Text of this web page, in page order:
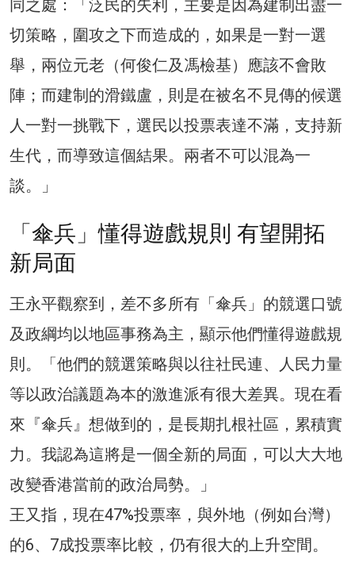
同之處：「泛民的失利，主要是因為建制出盡一
切策略，圍攻之下而造成的，如果是一對一選
舉，兩位元老（何俊仁及馮檢基）應該不會敗
陣；而建制的滑鐵盧，則是在被名不見傳的候選
人一對一挑戰下，選民以投票表達不滿，支持新
生代，而導致這個結果。兩者不可以混為一
談。」
「傘兵」懂得遊戲規則 有望開拓
新局面
王永平觀察到，差不多所有「傘兵」的競選口號
及政綱均以地區事務為主，顯示他們懂得遊戲規
則。「他們的競選策略與以往社民連、人民力量
等以政治議題為本的激進派有很大差異。現在看
來『傘兵』想做到的，是長期扎根社區，累積實
力。我認為這將是一個全新的局面，可以大大地
改變香港當前的政治局勢。」
王又指，現在47%投票率，與外地（例如台灣）
的6、7成投票率比較，仍有很大的上升空間。